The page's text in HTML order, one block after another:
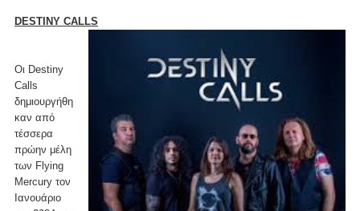
DESTINY CALLS
Οι Destiny
Calls
δημιουργήθη
καν από
τέσσερα
πρώην μέλη
των Flying
Mercury τον
Ιανουάριο